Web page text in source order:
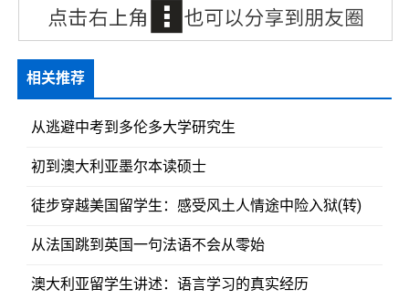
相关推荐
从逃避中考到多伦多大学研究生
初到澳大利亚墨尔本读硕士
徒步穿越美国留学生：感受风土人情途中险入狱(转)
从法国跳到英国一句法语不会从零始
澳大利亚留学生讲述：语言学习的真实经历